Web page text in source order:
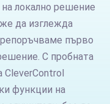
локално решение
да изглежда
първо
С пробната
CleverControl
функции на